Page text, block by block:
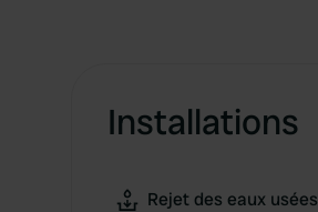
Installations
Rejet des eaux usées